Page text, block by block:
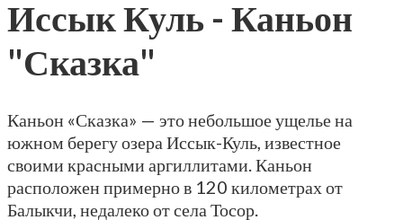
Иссык Куль - Каньон
"Сказка"
Каньон «Сказка» — это небольшое ущелье на
южном берегу озера Иссык-Куль, известное
своими красными аргиллитами. Каньон
расположен примерно в 120 километрах от
Балыкчи, недалеко от села Тосор.